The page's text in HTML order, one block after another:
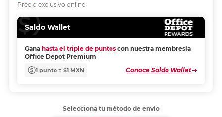
Precio exclusivo online
Saldo Wallet
Gana hasta el triple de puntos con nuestra membresía
Office Depot Premium
1 punto = $1 MXN Conoce Saldo Wallet
Selecciona tu método de envío